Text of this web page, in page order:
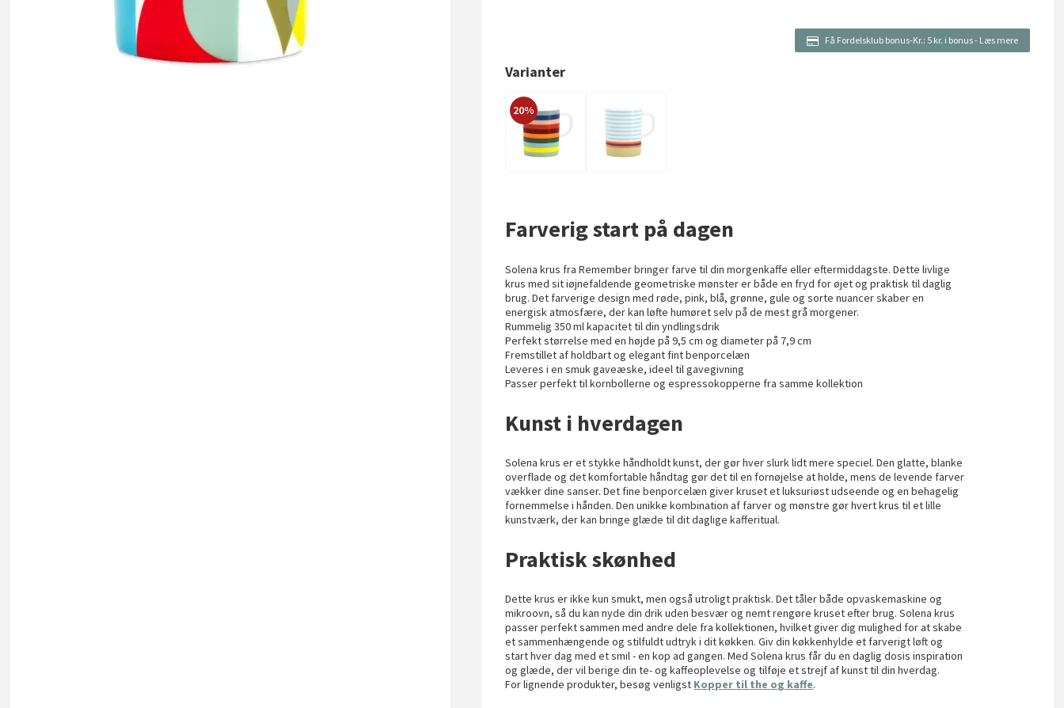
Få Fordelsklub bonus-Kr.: 5 kr. i bonus- Læs mere
Varianter
20%
Farverig start på dagen
Solena krus fra Remember bringer farve til din morgenkaffe eller eftermiddagste. Dette livlige
krus med sit iøjnefaldende geometriske mønster er både en fryd for øjet og praktisk til daglig
brug. Det farverige design med røde, pink, blå, grønne, gule og sorte nuancer skaber en
energisk atmosfære, der kan løfte humøret selv på de mest grå morgener.
Rummelig 350 ml kapacitet til din yndlingsdrik
Perfekt størrelse med en højde på 9,5 cm og diameter på 7,9 cm
Fremstillet af holdbart og elegant fint benporcelæn
Leveres i en smuk gaveæske, ideel til gavegivning
Passer perfekt til kornbollerne og espressokopperne fra samme kollektion
Kunst i hverdagen
Solena krus er et stykke håndholdt kunst, der gør hver slurk lidt mere speciel. Den glatte, blanke
overflade og det komfortable håndtag gør det til en fornøjelse at holde, mens de levende farver
vækker dine sanser. Det fine benporcelæn giver kruset et luksuriøst udseende og en behagelig
fornemmelse i hånden. Den unikke kombination af farver og mønstre gør hvert krus til et lille
kunstværk, der kan bringe glæde til dit daglige kafferitual.
Praktisk skønhed
Dette krus er ikke kun smukt, men også utroligt praktisk. Det tåler både opvaskemaskine og
mikroovn, så du kan nyde din drik uden besvær og nemt rengøre kruset efter brug. Solena krus
passer perfekt sammen med andre dele fra kollektionen, hvilket giver dig mulighed for at skabe
et sammenhængende og stilfuldt udtryk i dit køkken. Giv din køkkenhylde et farverigt løft og
start hver dag med et smil - en kop ad gangen. Med Solena krus får du en daglig dosis inspiration
og glæde, der vil berige din te- og kaffeoplevelse og tilføje et strejf af kunst til din hverdag.
For lignende produkter, besøg venligst Kopper til the og kaffe.